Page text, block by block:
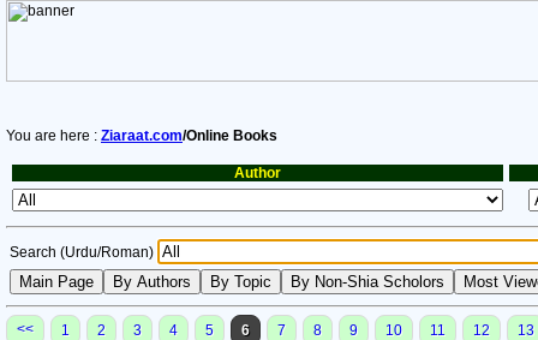
You are here : Ziaraat.com/Online Books
Author
Search (Urdu/Roman)
<< 1 2 3 4 5 6 7 8 9 10 11 12
13